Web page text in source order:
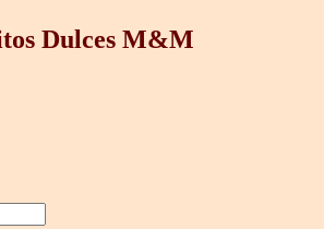
Dulces M&M